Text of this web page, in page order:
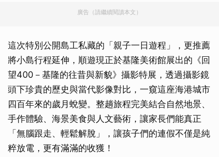
廣告（請繼續閱讀本文）
這次特別公開島工私藏的「親子一日遊程」，更推薦
將小島行程延伸，順遊現正於基隆美術館展出的《回
望400－基隆的往昔與新貌》攝影特展，透過攝影鏡
頭下珍貴的歷史與當代影像對比，一窺這座海港城市
四百年來的歲月蛻變。整趟旅程完美結合自然地景、
手作體驗、海景美食與人文藝術，讓家長們能真正
「無腦跟走、輕鬆解脫」，讓孩子們的連假不僅是純
粹放電，更有滿滿的收獲！